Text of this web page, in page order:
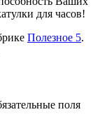
для часов!
Полезное 5.
поля